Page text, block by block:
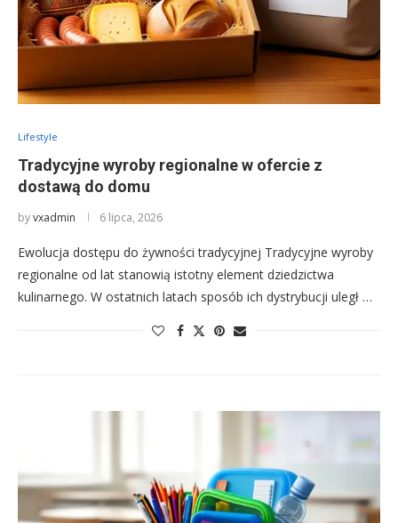
Lifestyle
Tradycyjne wyroby regionalne w ofercie z
dostawą do domu
byvxadmin 6 lipca, 2026
Ewolucja dostępu do żywności tradycyjnej Tradycyjne wyroby
regionalne od lat stanowią istotny element dziedzictwa
kulinarnego. W ostatnich latach sposób ich dystrybucji uległ …